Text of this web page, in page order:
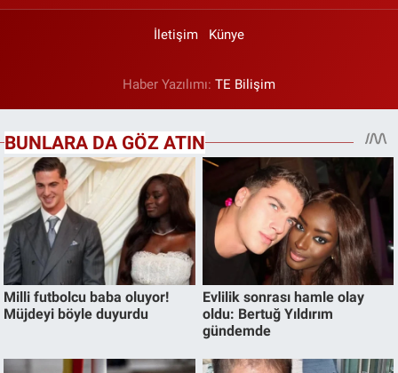
İletişim Künye
Haber Yazılımı: TE Bilişim